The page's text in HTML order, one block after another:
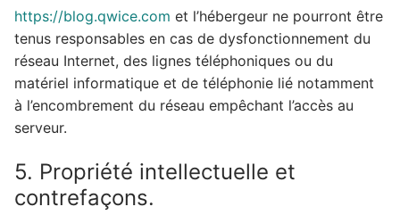
https://blog.qwice.com et l’hébergeur ne pourront être
tenus responsables en cas de dysfonctionnement du
réseau Internet, des lignes téléphoniques ou du
matériel informatique et de téléphonie lié notamment
à l’encombrement du réseau empêchant l’accès au
serveur.
5. Propriété intellectuelle et
contrefaçons.